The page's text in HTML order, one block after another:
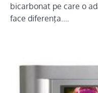
bicarbonat pe care o
face diferenţa.…